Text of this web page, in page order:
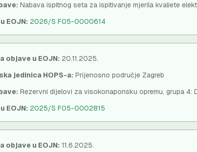
Nabava ispitnog seta za ispitivanje mjerila kvaliete
EOJN: 2026/S F05-0000614
objave u EOJN: 20.11.2025.
jedinica HOPS-a: Prijenosno područje Zagreb
Rezervni dijelovi za visokonaponsku opremu, grupa 4:
EOJN: 2025/S F05-0002815
objave u EOJN: 11.6.2025.